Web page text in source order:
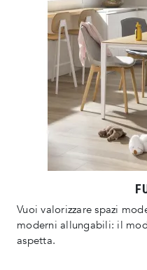
Vuoi valorizzare spazi
moderni allungabili: il
aspetta.